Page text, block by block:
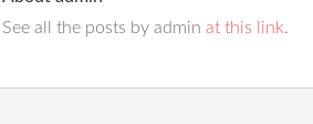
See all the posts by admin at this link.